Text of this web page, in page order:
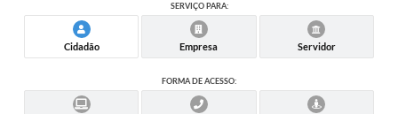
SERVIÇO PARA:
Cidadão Empresa Servidor
FORMA DE ACESSO: